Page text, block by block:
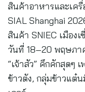
สินค้าอาหารและเค
SIAL Shanghai
สินค้า SNIEC เมือง
วันที่ 18–20 พฤษภา
“เจ้าสัว” คึกคักสุดๆ
ข้าวตัง, กลุ่มข้าวแต๋